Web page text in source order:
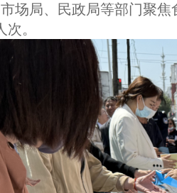
场局、民政局等部门聚
。